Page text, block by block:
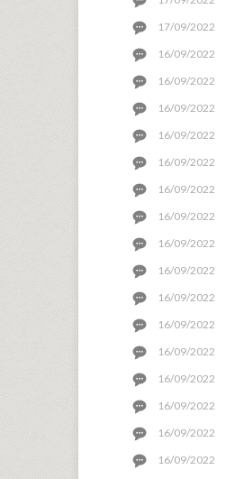
17/09/2022
16/09/2022
16/09/2022
16/09/2022
16/09/2022
16/09/2022
16/09/2022
16/09/2022
16/09/2022
16/09/2022
16/09/2022
16/09/2022
16/09/2022
16/09/2022
16/09/2022
16/09/2022
16/09/2022